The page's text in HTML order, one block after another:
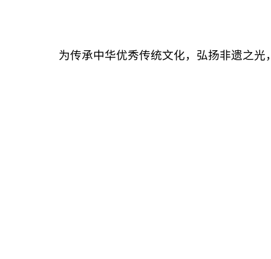
为传承中华优秀传统文化，弘扬非遗之